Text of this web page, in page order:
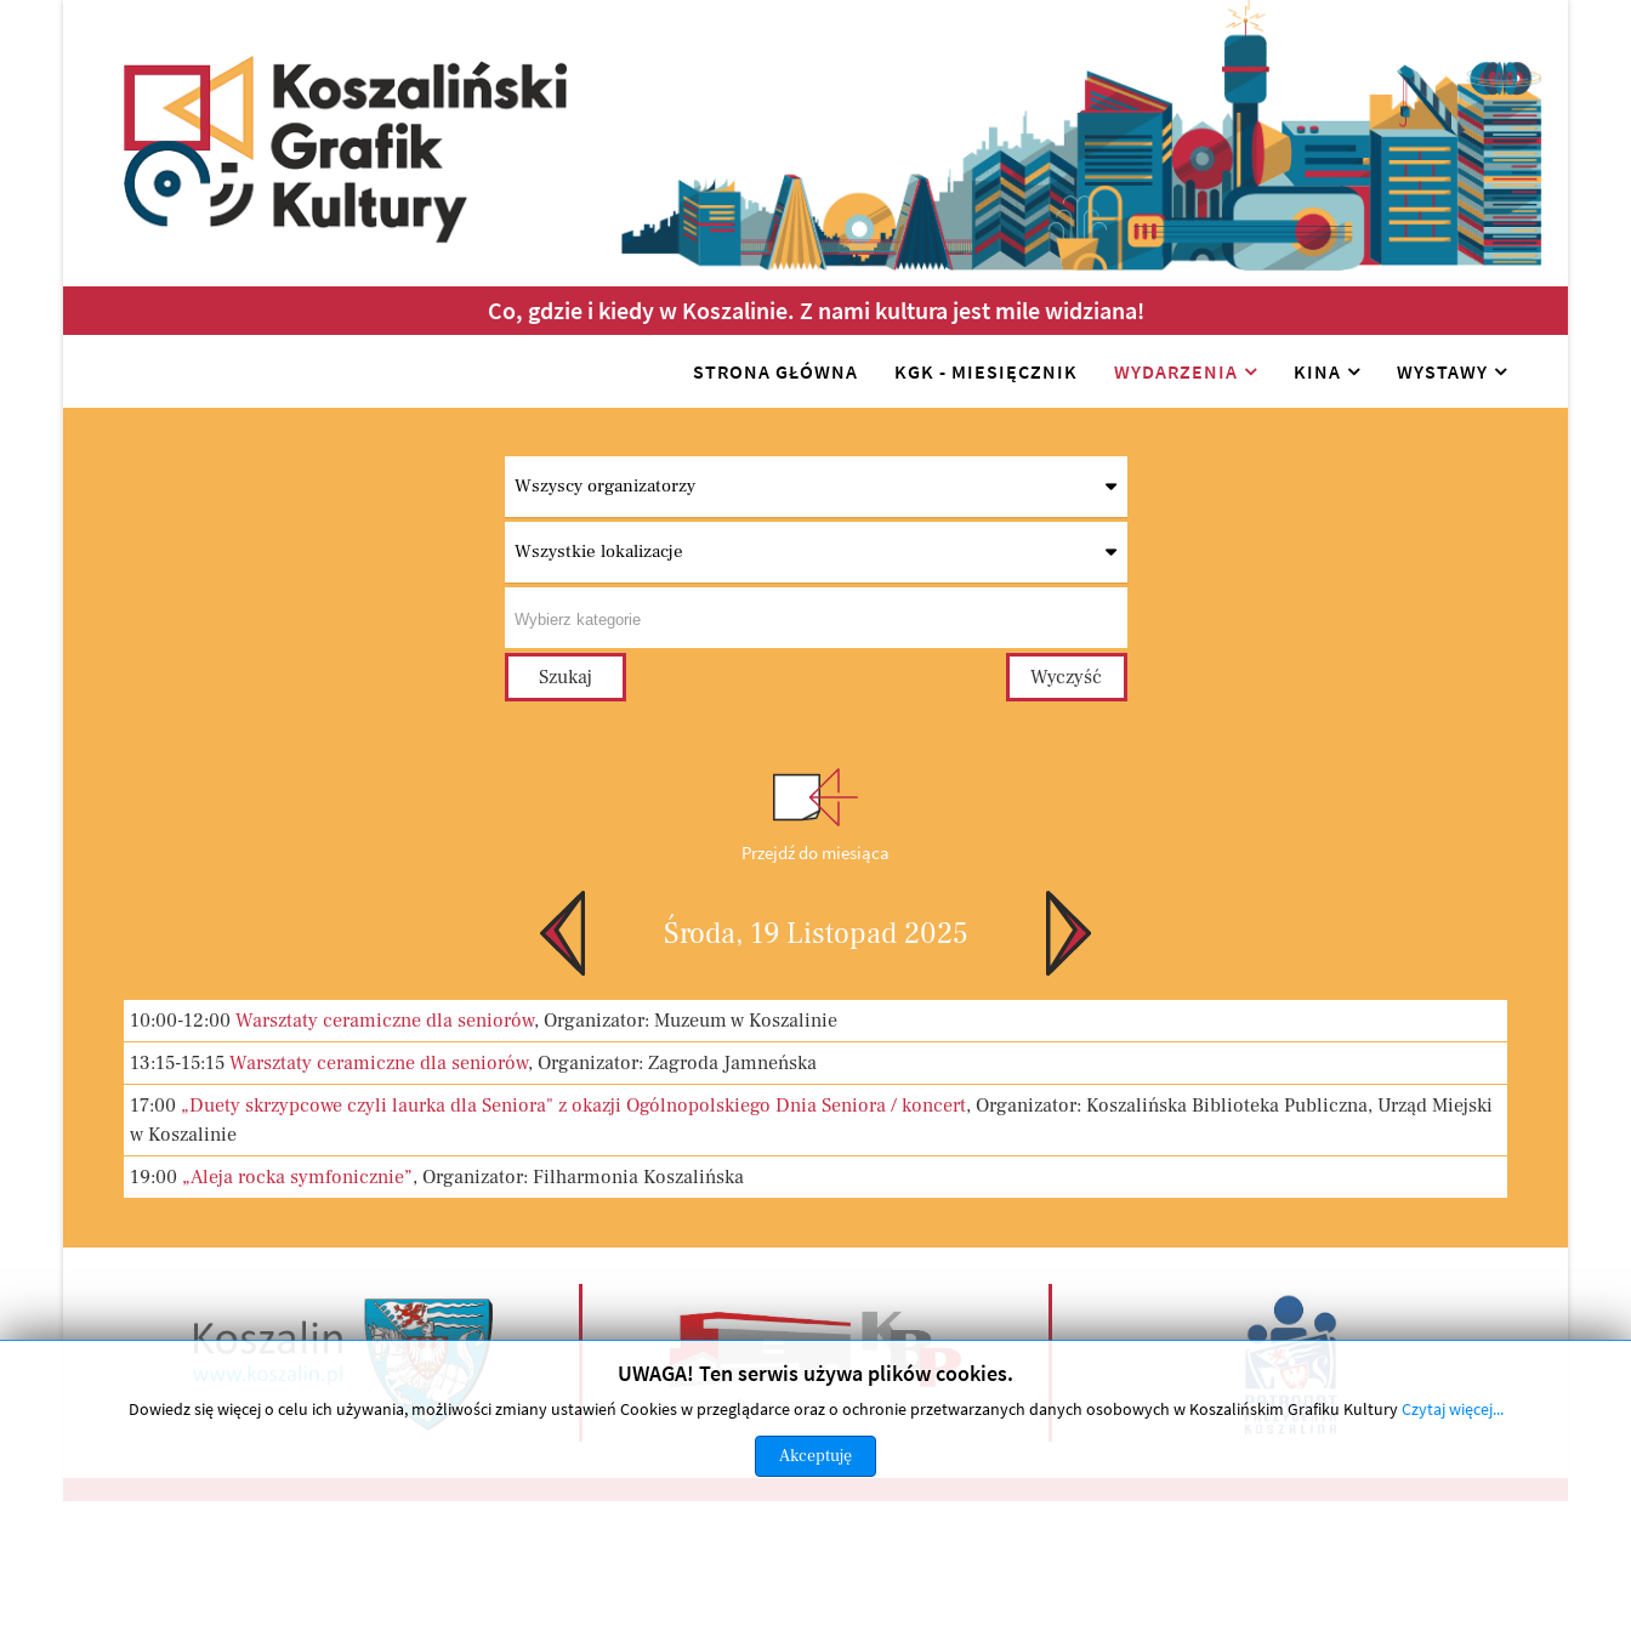
Co, gdzie i kiedy w Koszalinie. Z nami kultura jest mile widziana!
STRONA GŁÓWNA KGK - MIESIĘCZNIK WYDARZENIA KINA WYSTAWY
Wszyscy organizatorzy
Wszystkie lokalizacje
Przejdź do miesiąca
Środa, 19 Listopad 2025
10:00-12:00 Warsztaty ceramiczne dla seniorów, Organizator: Muzeum w Koszalinie
13:15-15:15 Warsztaty ceramiczne dla seniorów, Organizator: Zagroda Jamneńska
17:00 „Duety skrzypcowe czyli laurka dla Seniora" z okazji Ogólnopolskiego Dnia Seniora / koncert, Organizator: Koszalińska Biblioteka Publiczna, Urząd Miejski
w Koszalinie
19:00 „Aleja rocka symfonicznie”, Organizator: Filharmonia Koszalińska
UWAGA! Ten serwis używa plików cookies.
Dowiedz się więcej o celu ich używania, możliwości zmiany ustawień Cookies w przeglądarce oraz o ochronie przetwarzanych danych osobowych w Koszalińskim Grafiku KulturyCzytaj więcej...
Akceptuję